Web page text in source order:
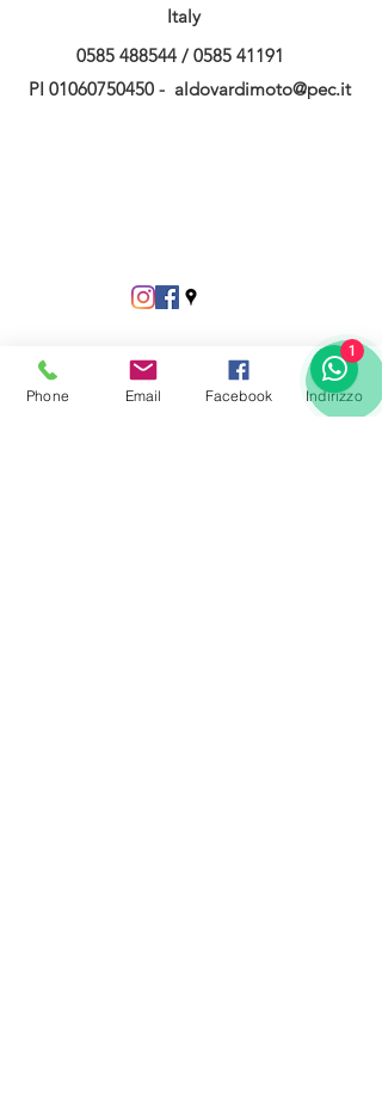
Italy
0585 488544 / 0585 41191
PI 01060750450 - aldovardimoto@pec.it
Phone Email Facebook Indirizzo
1